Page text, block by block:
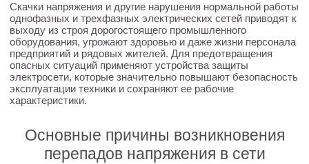
Скачки напряжения и другие нарушения нормальной работы
однофазных и трехфазных электрических сетей приводят к
выходу из строя дорогостоящего промышленного
оборудования, угрожают здоровью и даже жизни персонала
предприятий и рядовых жителей. Для предотвращения
опасных ситуаций применяют устройства защиты
электросети, которые значительно повышают безопасность
эксплуатации техники и сохраняют ее рабочие
характеристики.
Основные причины возникновения
перепадов напряжения в сети